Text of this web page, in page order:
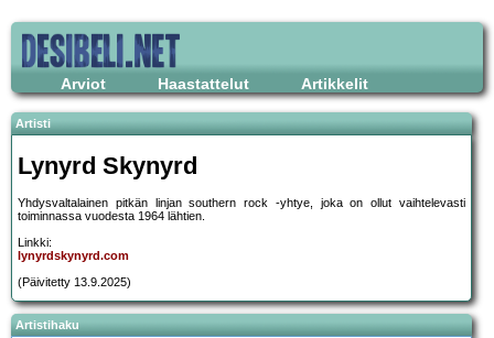
Arviot Haastattelut Artikkelit
Artisti
Lynyrd Skynyrd
Yhdysvaltalainen pitkän linjan southern rock -yhtye, joka on ollut vaihtelevasti
toiminnassa vuodesta 1964 lähtien.
Linkki:
lynyrdskynyrd.com
(Päivitetty 13.9.2025)
Artistihaku